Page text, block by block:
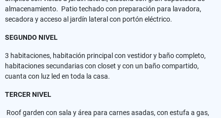
almacenamiento. Patio techado con preparación para lavadora,
secadora y acceso al jardín lateral con portón eléctrico.
SEGUNDO NIVEL
3 habitaciones, habitación principal con vestidor y baño completo,
habitaciones secundarias con closet y con un baño compartido,
cuanta con luz led en toda la casa.
TERCER NIVEL
Roof garden con sala y área para carnes asadas, con estufa a gas,